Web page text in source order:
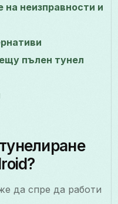
на неизправности и
пълен тунел
да спре да работи